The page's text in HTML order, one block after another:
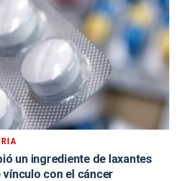
un ingrediente de laxantes
con el cáncer